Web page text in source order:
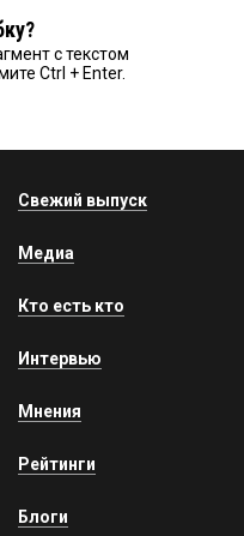
с текстом
Ctrl + Enter.
Свежий выпуск
Медиа
Кто есть кто
Интервью
Мнения
Рейтинги
Блоги